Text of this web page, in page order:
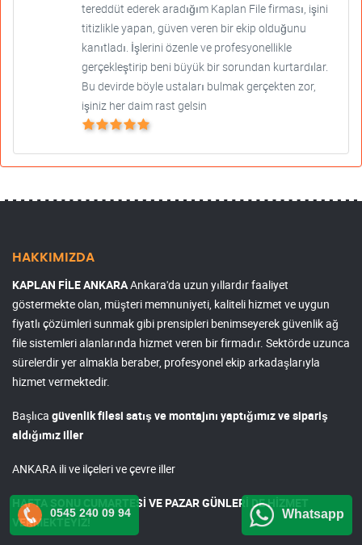
tereddüt ederek aradığım Kaplan File firması, işini
titizlikle yapan, güven veren bir ekip olduğunu
kanıtladı. İşlerini özenle ve profesyonellikle
gerçekleştirip beni büyük bir sorundan kurtardılar.
Bu devirde böyle ustaları bulmak gerçekten zor,
işiniz her daim rast gelsin
HAKKIMIZDA
KAPLAN FİLE ANKARAAnkara'da uzun yıllardır faaliyet
göstermekte olan, müşteri memnuniyeti, kaliteli hizmet ve uygun
fiyatlı çözümleri sunmak gibi prensipleri benimseyerek güvenlik ağ
file sistemleri alanlarında hizmet veren bir firmadır. Sektörde uzunca
sürelerdir yer almakla beraber, profesyonel ekip arkadaşlarıyla
hizmet vermektedir.
Başlıca güvenlik filesi satış ve montajını yaptığımız ve sipariş
aldığımız iller
ANKARA ili ve ilçeleri ve çevre iller
HAFTA SONU CUMARTESİ VE PAZAR GÜNLERİ DE HİZMET
VERMEKTEYİZ!
0545 240 09 94 Whatsapp